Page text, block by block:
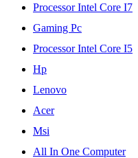
Processor Intel Core I7
Gaming Pc
Processor Intel Core I5
Hp
Lenovo
Acer
Msi
All In One Computer